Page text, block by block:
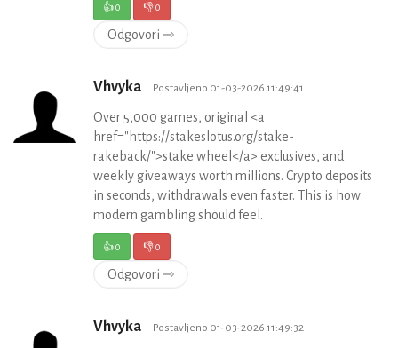
👍0 👎0
Odgovori ⇾
Vhvyka Postavljeno 01-03-2026 11:49:41
Over 5,000 games, original <a
href="https://stakeslotus.org/stake-
rakeback/">stake wheel</a> exclusives, and
weekly giveaways worth millions. Crypto deposits
in seconds, withdrawals even faster. This is how
modern gambling should feel.
👍0 👎0
Odgovori ⇾
Vhvyka Postavljeno 01-03-2026 11:49:32